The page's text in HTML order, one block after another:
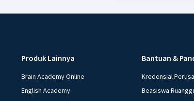
Produk Lainnya
Brain Academy Online
English Academy
Bantuan &
Kredensial
Beasiswa